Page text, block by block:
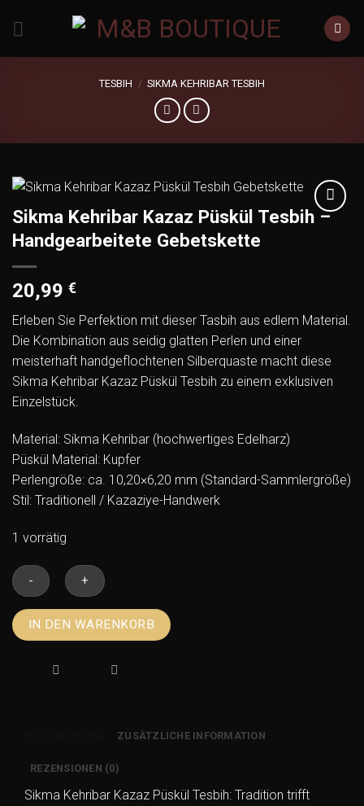
TESBIH / SIKMA KEHRIBAR TESBIH
Add to
Sikma Kehribar Kazaz Püskül Tesbih –
Handgearbeitete Gebetskette
20,99 €
Erleben Sie Perfektion mit dieser Tasbih aus edlem Material.
Die Kombination aus seidig glatten Perlen und einer
meisterhaft handgeflochtenen Silberquaste macht diese
Sikma Kehribar Kazaz Püskül Tesbih zu einem exklusiven
Einzelstück.
Material: Sikma Kehribar (hochwertiges Edelharz)
Püskül Material: Kupfer
Perlengröße: ca. 10,20×6,20 mm (Standard-Sammlergröße)
Stil: Traditionell / Kazaziye-Handwerk
1 vorrätig
Sikma
Kehribar
Menge
IN DEN WARENKORB
ZUSÄTZLICHE INFORMATION
REZENSIONEN (0)
Sikma Kehribar Kazaz Püskül Tesbih: Tradition trifft